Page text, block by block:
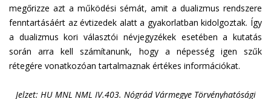
megőrizze azt a működési sémát, amit a dualizmus rendszere
fenntartásáért az évtizedek alatt a gyakorlatban kidolgoztak. Így
a dualizmus kori választói névjegyzékek esetében a kutatás
során arra kell számítanunk, hogy a népesség igen szűk
rétegére vonatkozóan tartalmaznak értékes információkat.
Jelzet: HU MNL NML IV.403. Nógrád Vármegye Törvényhatósági